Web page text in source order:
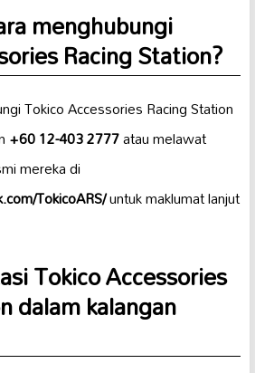
menghubungi
Racing Station?
Tokico Accessories Racing Station
+60 12-403 2777atau melawat
mereka di
TokicoARS/untuk maklumat lanjut
Tokico Accessories
dalam kalangan